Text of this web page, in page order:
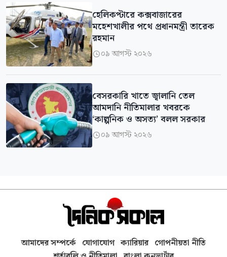
হেলিকপ্টারে কক্সবাজারের
মহেশখালীর পথে প্রধানমন্ত্রী তারেক
রহমান
০৯ আগস্ট ২০২৬
বেসরকারি খাতে জ্বালানি তেল
আমদানি নীতিমালার খবরকে
‘কাল্পনিক ও অসত্য’ বলল সরকার
০৯ আগস্ট ২০২৬
আমাদের সম্পর্কে যোগাযোগ ক্যারিয়ার গোপনীয়তা নীতি